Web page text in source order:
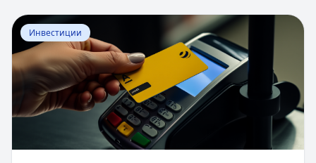
2-НДФЛ, достаточно выписки по счету. Срок
кредитования — до 30 лет.
Перейти к статье: ​Как оформить кредитную карту
Инвестиции